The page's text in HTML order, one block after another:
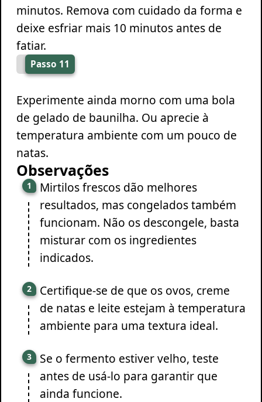
minutos. Remova com cuidado da forma e
deixe esfriar mais 10 minutos antes de
fatiar.
Passo 11
Experimente ainda morno com uma bola
de gelado de baunilha. Ou aprecie à
temperatura ambiente com um pouco de
natas.
Observações
Mirtilos frescos dão melhores
resultados, mas congelados também
funcionam. Não os descongele, basta
misturar com os ingredientes
indicados.
Certifique-se de que os ovos, creme
de natas e leite estejam à temperatura
ambiente para uma textura ideal.
Se o fermento estiver velho, teste
antes de usá-lo para garantir que
ainda funcione.